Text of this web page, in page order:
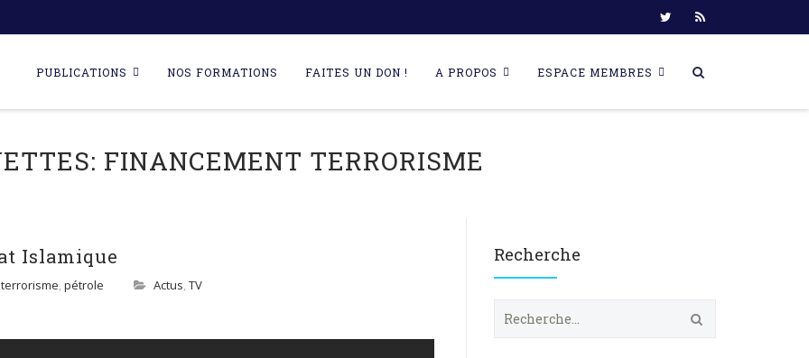
content
PUBLICATIONS NOS FORMATIONS FAITES UN DON ! A PROPOS ESPACE MEMBRES
FINANCEMENT TERRORISME
Islamique
, pétrole Actus, TV
Recherche